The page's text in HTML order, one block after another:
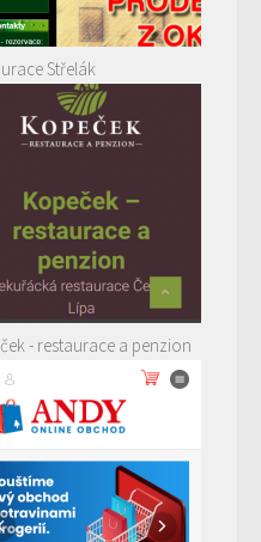
Střelák
- restaurace a penzion